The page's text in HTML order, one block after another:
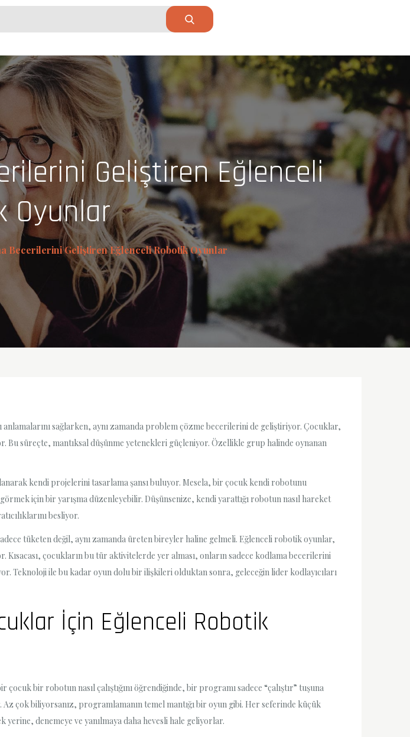
Geliştiren Eğlenceli
Oyunlar
Becerilerini Geliştiren Eğlenceli Robotik Oyunlar
anlamalarını sağlarken, aynı zamanda problem çözme becerilerini de geliştiriyor. Çocuklar,
süreçte, mantıksal düşünme yetenekleri güçleniyor. Özellikle grup halinde oynanan
kendi projelerini tasarlama şansı buluyor. Mesela, bir çocuk kendi robotunu
için bir yarışma düzenleyebilir. Düşünsenize, kendi yarattığı robotun nasıl hareket
besliyor.
tüketen değil, aynı zamanda üreten bireyler haline gelmeli. Eğlenceli robotik oyunlar,
çocukların bu tür aktivitelerde yer alması, onların sadece kodlama becerilerini
Teknoloji ile bu kadar oyun dolu bir ilişkileri olduktan sonra, geleceğin lider kodlayıcıları
İçin Eğlenceli Robotik
bir robotun nasıl çalıştığını öğrendiğinde, bir programı sadece “çalıştır” tuşuna
çok biliyorsanız, programlamanın temel mantığı bir oyun gibi. Her seferinde küçük
denemeye ve yanılmaya daha hevesli hale geliyorlar.